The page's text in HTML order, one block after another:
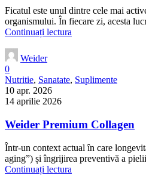
Ficatul este unul dintre cele mai
organismului. În fiecare zi, acesta
Continuați lectura
Weider
0
Nutritie, Sanatate, Suplimente
10 apr. 2026
14 aprilie 2026
Weider Premium Collagen
Într-un context actual în care
aging”) și îngrijirea preventivă a
Continuați lectura